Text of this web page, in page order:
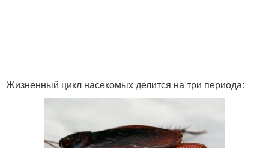
Жизненный цикл насекомых делится на три периода: